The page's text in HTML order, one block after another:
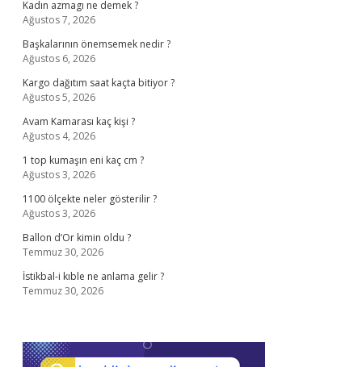
Kadın azmagı ne demek ?
Ağustos 7, 2026
Başkalarının önemsemek nedir ?
Ağustos 6, 2026
Kargo dağıtım saat kaçta bitiyor ?
Ağustos 5, 2026
Avam Kamarası kaç kişi ?
Ağustos 4, 2026
1 top kumaşın eni kaç cm ?
Ağustos 3, 2026
1100 ölçekte neler gösterilir ?
Ağustos 3, 2026
Ballon d’Or kimin oldu ?
Temmuz 30, 2026
İstikbal-i kıble ne anlama gelir ?
Temmuz 30, 2026